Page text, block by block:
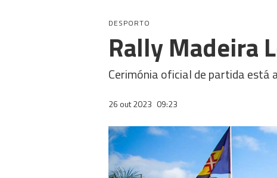
DESPORTO
Rally Madeira
Cerimónia oficial de partida está
26 out 2023 09:23